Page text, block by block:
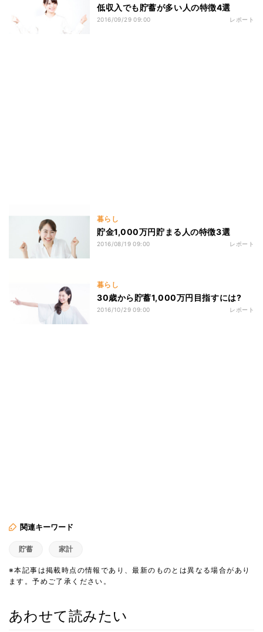
低収入でも貯蓄が多い人の特徴4選
2016/09/29 09:00 レポート
暮らし
貯金1,000万円貯まる人の特徴3選
2016/08/19 09:00 レポート
暮らし
30歳から貯蓄1,000万円目指すには?
2016/10/29 09:00 レポート
関連キーワード
貯蓄 家計
※本記事は掲載時点の情報であり、最新のものとは異なる場合があり
ます。予めご了承ください。
あわせて読みたい